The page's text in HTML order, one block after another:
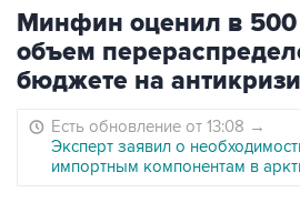
Минфин оценил в
объем
бюджете на
Есть обновление от 13:08 →
Эксперт заявил о
импортным компонентам в